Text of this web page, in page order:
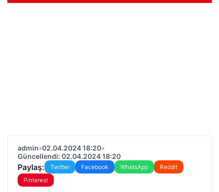
admin•02.04.2024 18:20•
Güncellendi: 02.04.2024 18:20
Paylaş: Twitter Facebook WhatsApp
Reddit
Pinterest